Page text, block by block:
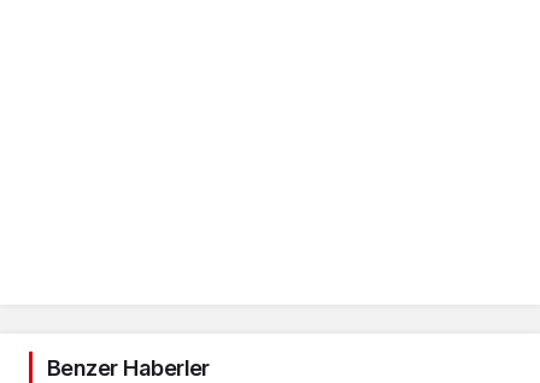
Benzer Haberler